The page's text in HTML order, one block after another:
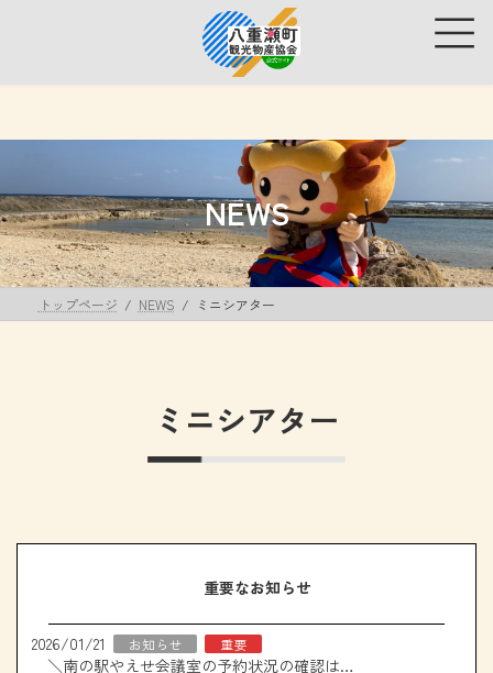
ス
プ
ン
動
NEWS
トップページ NEWS ミニシアター
ミニシアター
重要なお知らせ
2026/01/21 お知らせ 重要
＼南の駅やえせ会議室の予約状況の確認はこちら！／